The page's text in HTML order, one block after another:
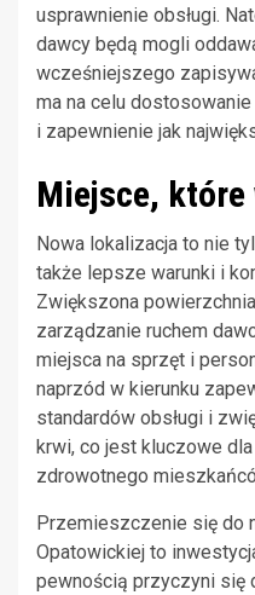
usprawnienie obsługi.
dawcy będą mogli
wcześniejszego
ma na celu
i zapewnienie jak
Miejsce, które
Nowa lokalizacja to nie
także lepsze warunki i
Zwiększona
zarządzanie ruchem
miejsca na sprzęt i
naprzód w kierunku
standardów obsługi i
krwi, co jest kluczowe
zdrowotnego
Przemieszczenie się do
Opatowickiej to
pewnością przyczyni się